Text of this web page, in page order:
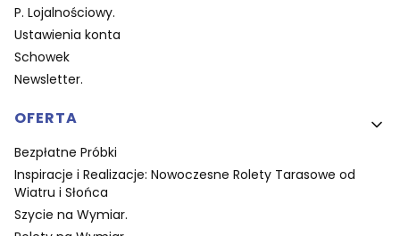
P. Lojalnościowy.
Ustawienia konta
Schowek
Newsletter.
OFERTA
Bezpłatne Próbki
Inspiracje i Realizacje: Nowoczesne Rolety Tarasowe od
Wiatru i Słońca
Szycie na Wymiar.